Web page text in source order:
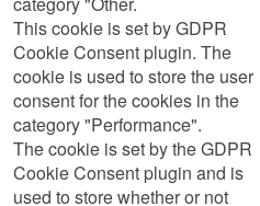
This cookie is set by GDPR
Cookie Consent plugin. The
cookie is used to store the user
consent for the cookies in the
category "Performance".
The cookie is set by the GDPR
Cookie Consent plugin and is
used to store whether or not